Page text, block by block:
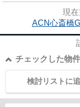
尚、弊社ではおとり広告は
現在
ACN心斎橋
チェックした物
検討リストに